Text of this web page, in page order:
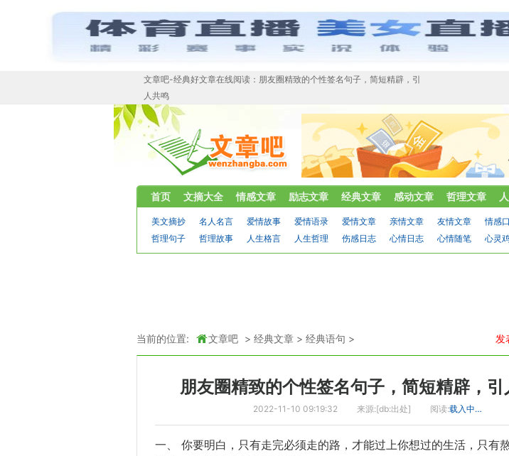
文章吧-经典好文章在线阅读：朋友圈精致的个性签名句子，简短精辟，引
人共鸣
首页 文摘大全 情感文章 励志文章 经典文章 感动文章 哲理文章
美文摘抄 名人名言 爱情故事 爱情语录 爱情文章 亲情文章 友情文章 情感
哲理句子
哲理故事 人生格言 人生哲理 伤感日志 心情日志 心情随笔 心灵
当前的位置: 文章吧 > 经典文章 > 经典语句 > 发
朋友圈精致的个性签名句子，简短精辟，引
2022-11-10 09:19:32 来源:[db:出处] 阅读:载入中…
一、 你要明白，只有走完必须走的路，才能过上你想过的生活，只有